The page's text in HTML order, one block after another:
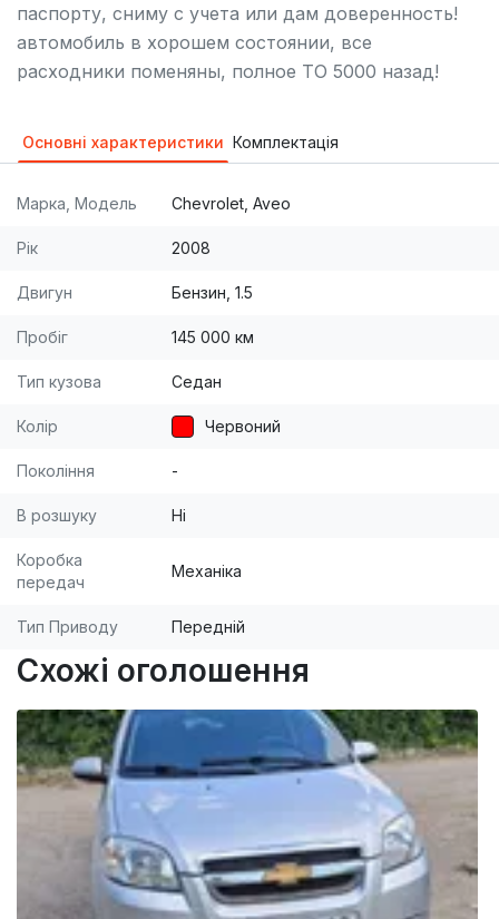
паспорту, сниму с учета или дам доверенность!
автомобиль в хорошем состоянии, все
расходники поменяны, полное ТО 5000 назад!
Основні характеристики Комплектація
Марка, Модель Chevrolet, Aveo
Рік 2008
Двигун Бензин, 1.5
Пробіг 145 000 км
Тип кузова Седан
Колір Червоний
Покоління -
В розшуку Ні
Коробка
передач
Механіка
Тип Приводу Передній
Схожі оголошення